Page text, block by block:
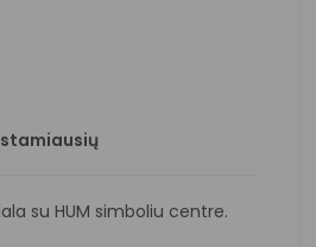
su HUM simboliu centre.